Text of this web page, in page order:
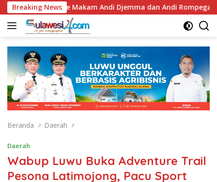
Langsung
ke
konten
Breaking News
Ziarah ke Makam Andi Djemma dan Andi Rompegading
Beranda Daerah
Daerah
Wabup Luwu Buka Adventure Trail
Pesona Latimojong, Pacu Sport